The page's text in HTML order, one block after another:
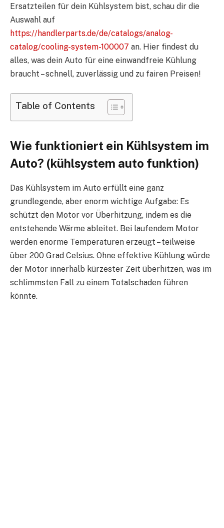
Ersatzteilen für dein Kühlsystem bist, schau dir die
Auswahl auf
https://handlerparts.de/de/catalogs/analog-
catalog/cooling-system-100007 an. Hier findest du
alles, was dein Auto für eine einwandfreie Kühlung
braucht – schnell, zuverlässig und zu fairen Preisen!
Table of Contents
Wie funktioniert ein Kühlsystem im
Auto? (kühlsystem auto funktion)
Das Kühlsystem im Auto erfüllt eine ganz
grundlegende, aber enorm wichtige Aufgabe: Es
schützt den Motor vor Überhitzung, indem es die
entstehende Wärme ableitet. Bei laufendem Motor
werden enorme Temperaturen erzeugt – teilweise
über 200 Grad Celsius. Ohne effektive Kühlung würde
der Motor innerhalb kürzester Zeit überhitzen, was im
schlimmsten Fall zu einem Totalschaden führen
könnte.